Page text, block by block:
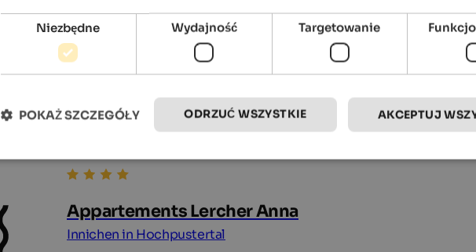
Appartements Lercher Anna
Innichen in Hochpustertal
Niezbędne Wydajność Targetowanie
AKCEPTUJ
ODRZUĆ WSZYSTKIE
POKAŻ SZCZEGÓŁY